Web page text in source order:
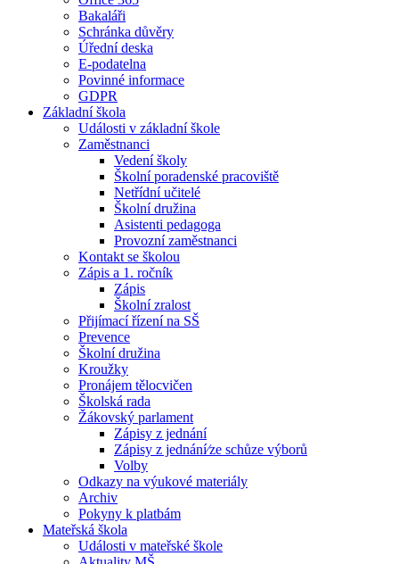
Bakaláři
Schránka důvěry
Úřední deska
E-podatelna
Povinné informace
GDPR
Základní škola
Události v základní škole
Zaměstnanci
Vedení školy
Školní poradenské pracoviště
Netřídní učitelé
Školní družina
Asistenti pedagoga
Provozní zaměstnanci
Kontakt se školou
Zápis a 1. ročník
Zápis
Školní zralost
Přijímací řízení na SŠ
Prevence
Školní družina
Kroužky
Pronájem tělocvičen
Školská rada
Žákovský parlament
Zápisy z jednání
Zápisy z jednání⁄ze schůze výborů
Volby
Odkazy na výukové materiály
Archiv
Pokyny k platbám
Mateřská škola
Události v mateřské škole